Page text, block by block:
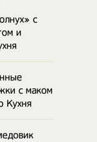
с
и
с маком
Кухня